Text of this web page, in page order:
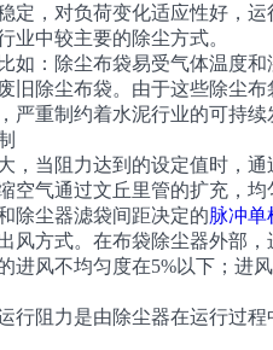
，对负荷变化适应性好，
业中较主要的除尘方式。
如：除尘布袋易受气体温度
旧除尘布袋。由于这些除尘
严重制约着水泥行业的可持
当阻力达到的设定值时，通
空气通过文丘里管的扩充，
除尘器滤袋间距决定的脉冲单
式。在布袋除尘器外部，
进风不均匀度在5%以下；进
阻力是由除尘器在运行过程